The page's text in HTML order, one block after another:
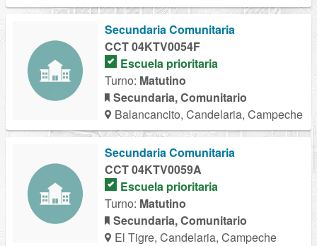
Secundaria Comunitaria
CCT 04KTV0054F
Escuela prioritaria
Turno: Matutino
Secundaria, Comunitario
Balancancito, Candelaria, Campeche
Secundaria Comunitaria
CCT 04KTV0059A
Escuela prioritaria
Turno: Matutino
Secundaria, Comunitario
El Tigre, Candelaria, Campeche